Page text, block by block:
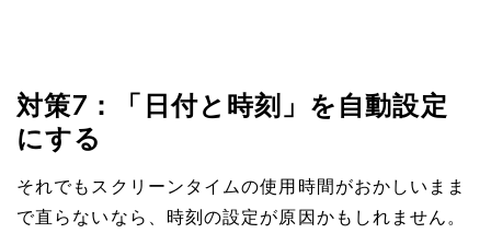
対策7：「日付と時刻」を自動設定
にする
それでもスクリーンタイムの使用時間がおかしいまま
で直らないなら、時刻の設定が原因かもしれません。